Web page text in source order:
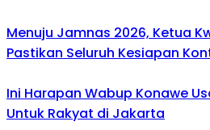
Menuju Jamnas 2026, Ketua
Pastikan Seluruh Kesiapan
Ini Harapan Wabup Konawe
Untuk Rakyat di Jakarta